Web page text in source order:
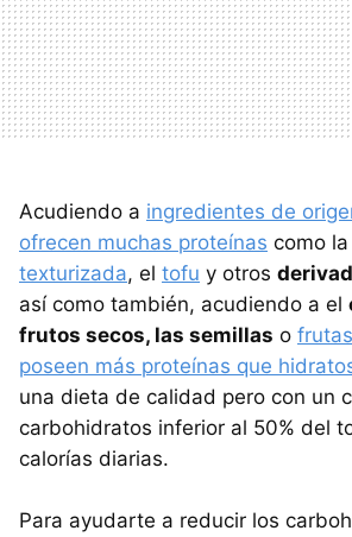
Acudiendo a ingredientes de
ofrecen muchas proteínas como la
texturizada, el tofu y otros
así como también, acudiendo a el
frutos secos, las semillas o
poseen más proteínas que
una dieta de calidad pero con un
carbohidratos inferior al 50% del
calorías diarias.
Para ayudarte a reducir los